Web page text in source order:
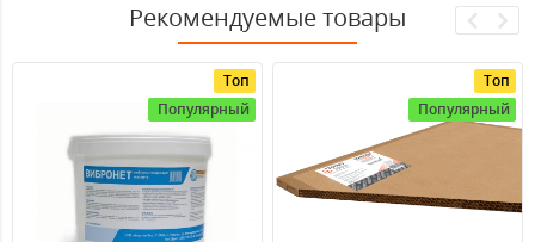
Рекомендуемые товары
Топ
Популярный
Топ
Популярный